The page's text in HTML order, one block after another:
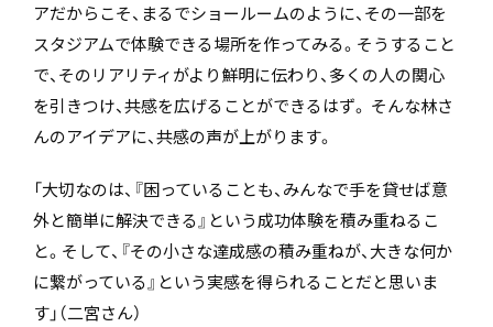
アだからこそ、まるでショールームのように、その一部を
スタジアムで体験できる場所を作ってみる。そうすること
で、そのリアリティがより鮮明に伝わり、多くの人の関心
を引きつけ、共感を広げることができるはず。 そんな林さ
んのアイデアに、共感の声が上がります。
「大切なのは、『困っていることも、みんなで手を貸せば意
外と簡単に解決できる』という成功体験を積み重ねるこ
と。そして、『その小さな達成感の積み重ねが、大きな何か
に繋がっている』という実感を得られることだと思いま
す」（二宮さん）